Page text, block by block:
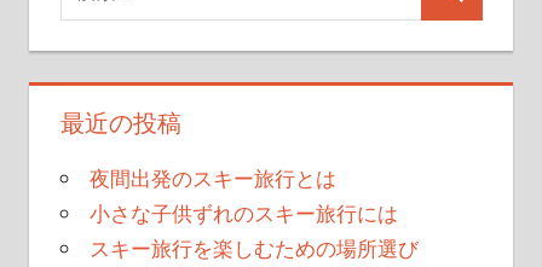
最近の投稿
夜間出発のスキー旅行とは
小さな子供ずれのスキー旅行には
スキー旅行を楽しむための場所選び